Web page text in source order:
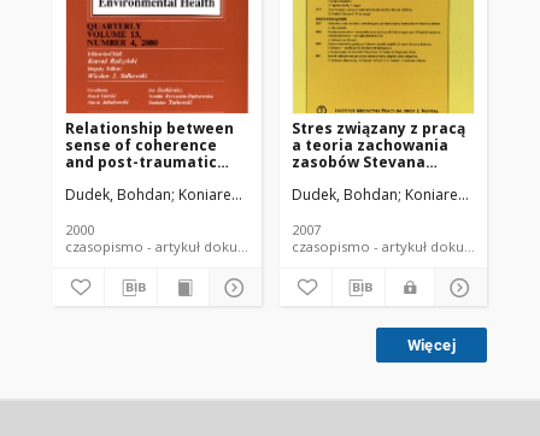
Relationship between
sense of coherence
and post-traumatic
symptoms among
Dudek, Bohdan Koniarek, Jerzy
2000
czasopismo - artykuł dokument piśmienniczy
Stres związany z pracą
a teoria zachowania
zasobów Stevana
Dudek, Bohdan Koniarek, Jerzy
2007
czasopismo - artykuł
Więcej